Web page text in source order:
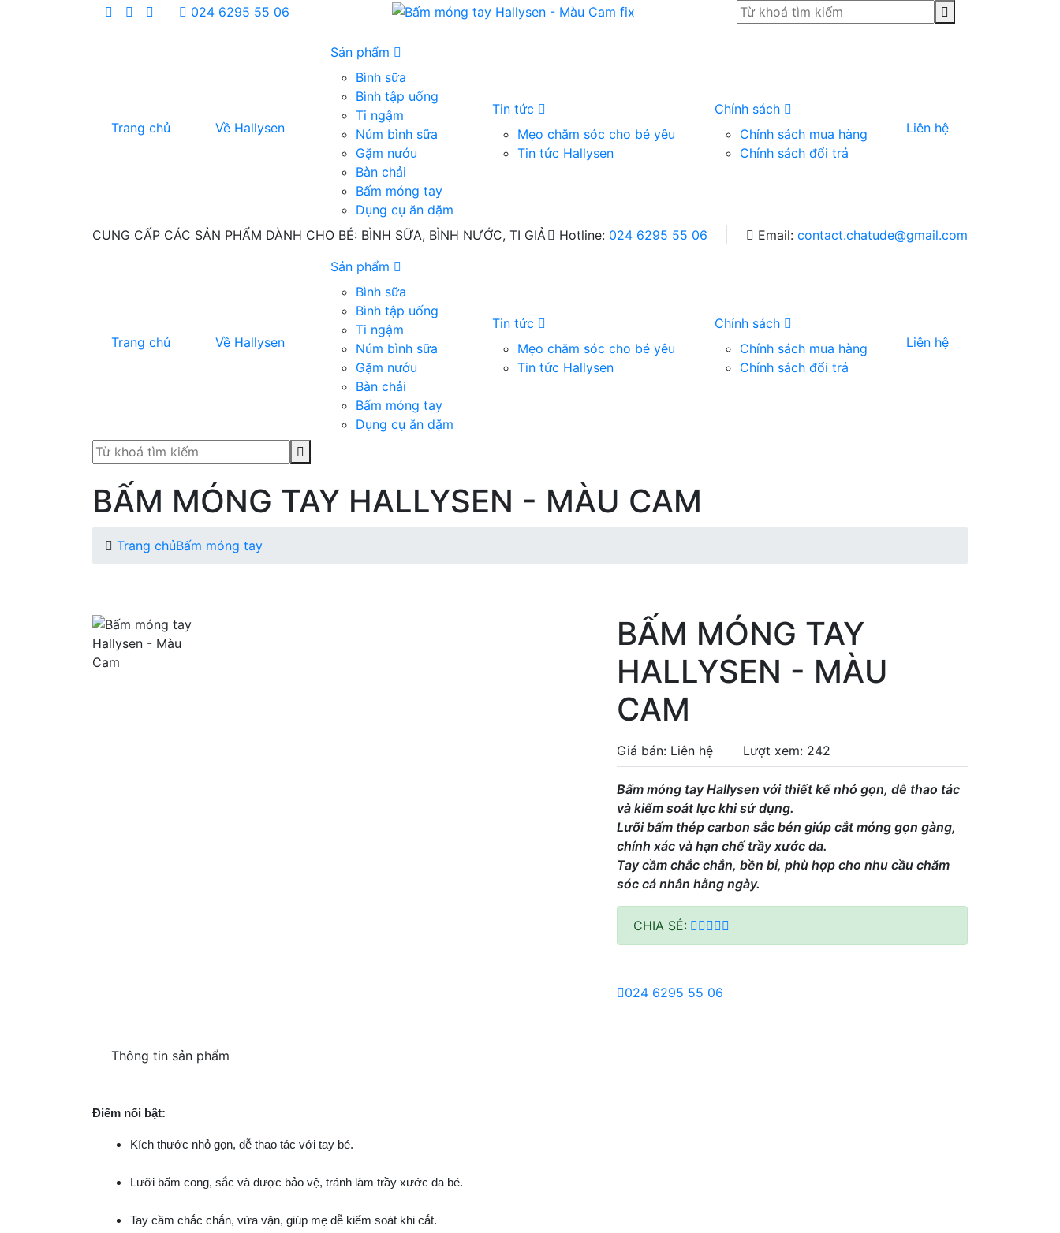
024 6295 55 06
Trang chủ Về Hallysen
Sản phẩm
Bình sữa
Bình tập uống
Ti ngậm
Núm bình sữa
Gặm nướu
Bàn chải
Bấm móng tay
Dụng cụ ăn dặm
Tin tức
Mẹo chăm sóc cho bé yêu
Tin tức Hallysen
Chính sách
Chính sách mua hàng
Chính sách đổi trả
Liên hệ
CUNG CẤP CÁC SẢN PHẨM DÀNH CHO BÉ: BÌNH SỮA, BÌNH NƯỚC, TI GIẢ Hotline: 024 6295 55 06 Email: contact.chatude@gmail.com
Trang chủ Về Hallysen
Sản phẩm
Bình sữa
Bình tập uống
Ti ngậm
Núm bình sữa
Gặm nướu
Bàn chải
Bấm móng tay
Dụng cụ ăn dặm
Tin tức
Mẹo chăm sóc cho bé yêu
Tin tức Hallysen
Chính sách
Chính sách mua hàng
Chính sách đổi trả
Liên hệ
BẤM MÓNG TAY HALLYSEN - MÀU CAM
Trang chủBấm móng tay
BẤM MÓNG TAY
HALLYSEN - MÀU
CAM
Giá bán: Liên hệ Lượt xem: 242
Bấm móng tay Hallysen với thiết kế nhỏ gọn, dễ thao tác
và kiểm soát lực khi sử dụng.
Lưỡi bấm thép carbon sắc bén giúp cắt móng gọn gàng,
chính xác và hạn chế trầy xước da.
Tay cầm chắc chắn, bền bỉ, phù hợp cho nhu cầu chăm
sóc cá nhân hằng ngày.
CHIA SẺ:
024 6295 55 06
Thông tin sản phẩm
Điểm nổi bật:
Kích thước nhỏ gọn, dễ thao tác với tay bé.
Lưỡi bấm cong, sắc và được bảo vệ, tránh làm trầy xước da bé.
Tay cầm chắc chắn, vừa vặn, giúp mẹ dễ kiểm soát khi cắt.